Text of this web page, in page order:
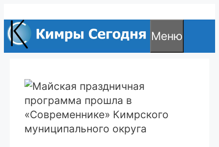
к
содержимому
Меню